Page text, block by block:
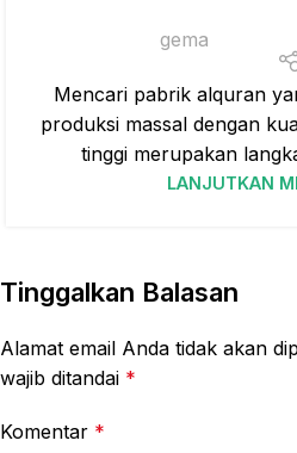
gema
Mencari pabrik alquran
produksi massal dengan
tinggi merupakan
LANJUTKAN
Tinggalkan Balasan
Alamat email Anda tidak akan
wajib ditandai *
Komentar *